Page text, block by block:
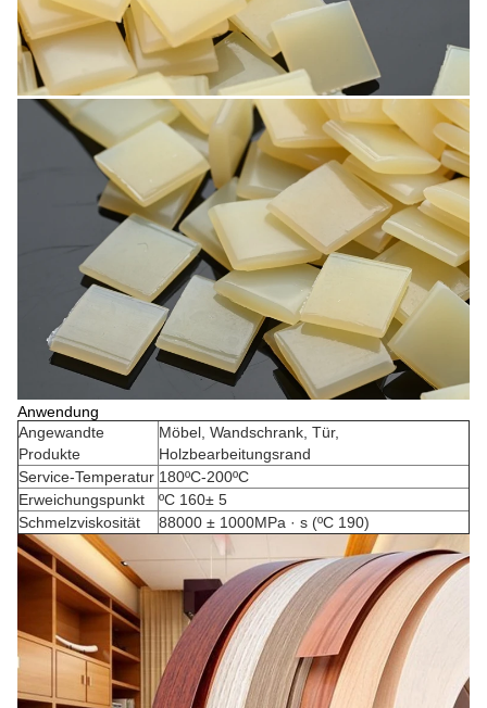
Anwendung
Angewandte
Produkte
Möbel, Wandschrank, Tür,
Holzbearbeitungsrand
Service-Temperatur 180ºC-200ºC
Erweichungspunkt
ºC 160± 5
Schmelzviskosität
88000 ± 1000MPa · s (ºC 190)